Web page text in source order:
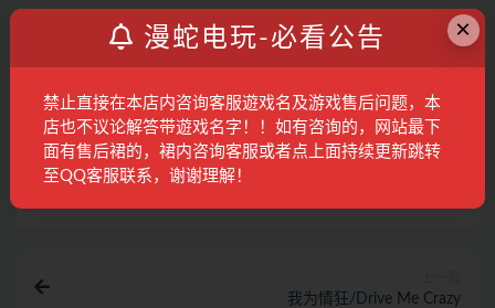
底删除上述内容。如果您喜欢该游戏内容，请支持正版，购买注
册，得到更好的正版服务。我们非常重视版权问题，如有侵权请
邮件与我们联系处理。敬请谅解！E-mail：65238314@qq.com。
打赏 海报 链接
我为情狂/Drive Me Crazy
×
漫蛇电玩-必看公告
禁止直接在本店内咨询客服遊戏名及游戏售后问题，本
店也不议论解答带遊戏名字！！如有咨询的，网站最下
面有售后裙的，裙内咨询客服或者点上面持续更新跳转
至QQ客服联系，谢谢理解！